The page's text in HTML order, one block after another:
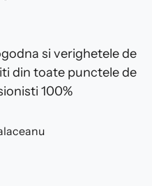
si verighetele de
din toate punctele de
100%